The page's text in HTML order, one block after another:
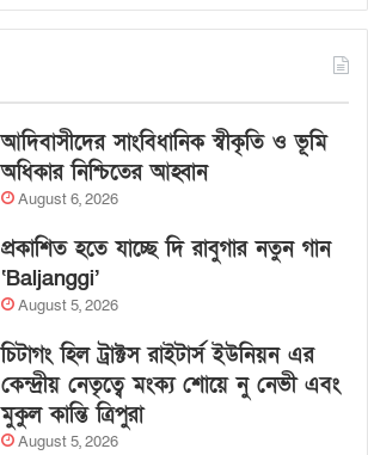
আদিবাসীদের সাংবিধানিক স্বীকৃতি ও ভূমি
অধিকার নিশ্চিতের আহ্বান
August 6, 2026
প্রকাশিত হতে যাচ্ছে দি রাবুগার নতুন গান
‘Baljanggi’
August 5, 2026
চিটাগং হিল ট্রাক্টস রাইটার্স ইউনিয়ন এর
কেন্দ্রীয় নেতৃত্বে মংক্য শোয়ে নু নেভী এবং
মুকুল কান্তি ত্রিপুরা
August 5, 2026